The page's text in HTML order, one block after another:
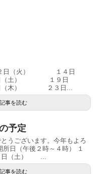
日（火） １４日
（土） １９日
木） ２３日...
記事を読む
予定
うございます。今年もよろ
日（午後２時～４時） １
日（土） ...
記事を読む